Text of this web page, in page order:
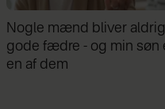
Samira Nawa: ”Det er
fantastisk at have min
familie, men jeg elsker ikke